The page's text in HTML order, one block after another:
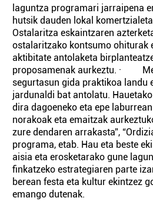
laguntza programari jarraipena
hutsik dauden lokal
Ostalaritza eskaintzaren
ostalaritzako kontsumo ohiturak
aktibitate antolaketa
proposamenak aurkeztu. ·
segurtasun gida praktikoa landu
jardunaldi bat antolatu.
dira dagoeneko eta epe
norakoak eta emaitzak
zure dendaren arrakasta”,
programa, etab. Hau eta beste
aisia eta erosketarako gune
finkatzeko estrategiaren parte
berean festa eta kultur ekintzez
emango dutenak.